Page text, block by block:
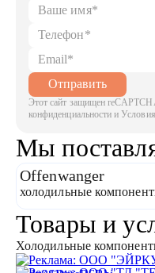
Отправить
Этот сайт защищен
конфиденциальности и
Мы
Offenwanger
холодильные
Товары и
Холодильные